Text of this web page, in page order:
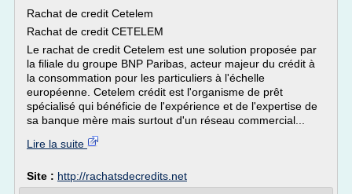
Rachat de credit Cetelem
Rachat de credit CETELEM
Le rachat de credit Cetelem est une solution proposée par
la filiale du groupe BNP Paribas, acteur majeur du crédit à
la consommation pour les particuliers à l'échelle
européenne. Cetelem crédit est l'organisme de prêt
spécialisé qui bénéficie de l'expérience et de l'expertise de
sa banque mère mais surtout d'un réseau commercial...
Lire la suite
Site : http://rachatsdecredits.net